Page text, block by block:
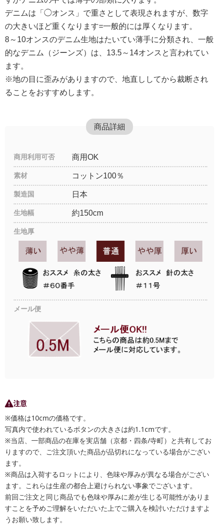
デニムは「◯オンス」で重さとして表現されますが、数字
の大きいほど重くなります=一般的には厚くなります。
8～10オンスのデニム生地はたいてい薄手に分類され、一般
的なデニム（ジーンズ）は、13.5～14オンスと言われてい
ます。
※地の目に歪みがありますので、地直ししてから裁断され
ることをおすすめします。
商品詳細
商用利用可否 商用OK
素材 コットン100％
製造国 日本
生地幅 約150cm
生地厚
メール便
注意
※価格は10cmの価格です。
写真内で使われているボタンの大きさは約1.1cmです。
※当店、一部商品の在庫を実店舗（京都・四条/寺町）と共有してお
りますので、ご注文頂いた商品が品切れになっている場合がござい
ます。
※商品は入荷するロットにより、色味や厚みが異なる場合がござい
ます。これらは生産の都合上避けられない事象でございます。
前回ご注文と同じ商品でも色味や厚みに差が生じる可能性がありま
すことを予めご理解をいただいた上でご購入を検討いただけますよ
うお願い致します。